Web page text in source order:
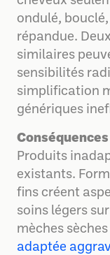
ondulé,
répandue.
similaires
sensibilités
simplification
génériques
Produits
existants.
fins créent
soins légers
mèches
adaptée